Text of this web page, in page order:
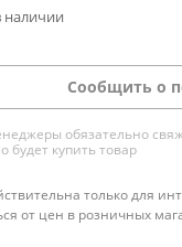
наличии
Сообщить о
обязательно
будет купить товар
только для
от цен в розничных